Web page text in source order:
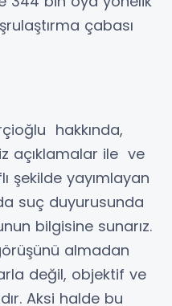
çabası
hakkında,
açıklamalar ile ve
şekilde yayımlayan
suç duyurusunda
bilgisine sunarız.
almadan
değil, objektif ve
Aksi halde bu